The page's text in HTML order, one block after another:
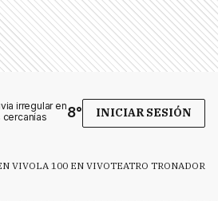
irregular en
cercanías
8° INICIAR SESIÓN
VIVOLA 100 EN VIVOTEATRO TRONADOR